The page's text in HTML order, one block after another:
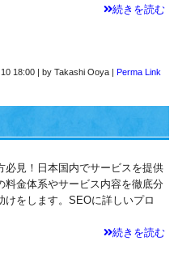
続きを読む
18:00| by Takashi Ooya| Perma Link
必見！日本国内でサービスを提供
料金体系やサービス内容を徹底分
をします。SEOに詳しいプロ
続きを読む